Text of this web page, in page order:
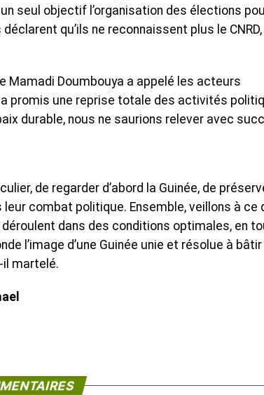
seul objectif l’organisation des élections
qu’ils ne reconnaissent plus le CNRD,
Mamadi Doumbouya a appelé les acteurs
promis une reprise totale des activités
durable, nous ne saurions relever avec
de regarder d’abord la Guinée, de
combat politique. Ensemble, veillons à ce
dans des conditions optimales, en
l’image d’une Guinée unie et résolue à bâtir
il martelé.